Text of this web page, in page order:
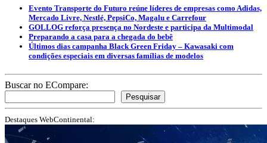
Evento Transporte do Futuro reúne líderes de empresas como Adidas,
Mercado Livre, Nestlé, PepsiCo, Magalu e Carrefour
GOLLOG reforça presença no Nordeste e participa da Multimodal
Preparando a casa para a chegada do bebê
Últimos dias campanha Black Green Friday – Kawasaki com
condições especiais em diversas famílias de modelos
Buscar no ECompare:
Pesquisar
Destaques WebContinental: